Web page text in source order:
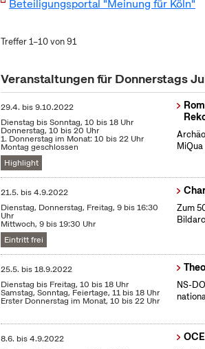
Beteiligungsportal "Meinung für Köln"
Treffer 1–10 von 91
Veranstaltungen für Donnerstags
29.4. bis9.10.2022
Dienstag bis Sonntag, 10 bis 18 Uhr
Donnerstag, 10 bis 20 Uhr
1. Donnerstag im Monat: 10 bis 22 Uhr
Montag geschlossen
Highlight
21.5. bis4.9.2022
Dienstag, Donnerstag, Freitag, 9 bis 16:30
Uhr
Mittwoch, 9 bis 19:30 Uhr
Eintritt frei
Zum
25.5. bis18.9.2022
Dienstag bis Freitag, 10 bis 18 Uhr
Samstag, Sonntag, Feiertage, 11 bis 18 Uhr
Erster Donnerstag im Monat, 10 bis 22 Uhr
NS-
8.6. bis4.9.2022